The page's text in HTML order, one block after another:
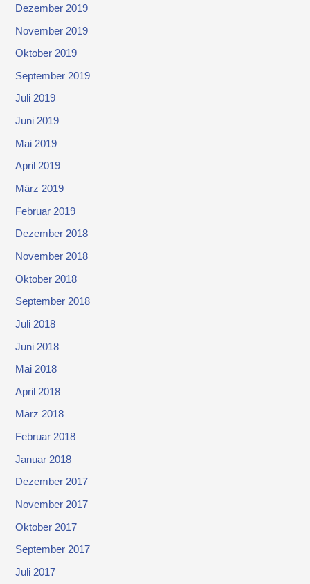
Dezember 2019
November 2019
Oktober 2019
September 2019
Juli 2019
Juni 2019
Mai 2019
April 2019
März 2019
Februar 2019
Dezember 2018
November 2018
Oktober 2018
September 2018
Juli 2018
Juni 2018
Mai 2018
April 2018
März 2018
Februar 2018
Januar 2018
Dezember 2017
November 2017
Oktober 2017
September 2017
Juli 2017